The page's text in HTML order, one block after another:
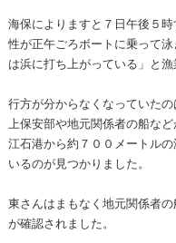
海保によりますと７日午後５
性が正午ごろボートに乗って
は浜に打ち上がっている」と
行方が分からなくなっていた
上保安部や地元関係者の船な
江石港から約７００メートル
いるのが見つかりました。
東さんはまもなく地元関係者
が確認されました。